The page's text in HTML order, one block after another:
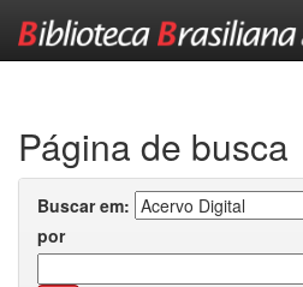
Página de busca
Buscar em:
por